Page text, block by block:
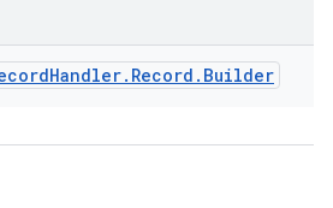
Handler. Record . Builder